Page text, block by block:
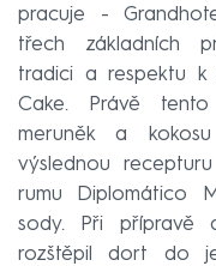
pracuje -
třech základních
tradici a respektu k
Cake. Právě
meruněk a
výslednou
rumu Diplomático
sody. Při přípravě
rozštěpil dort do